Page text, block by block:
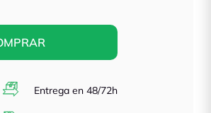
Entrega en 48/72h